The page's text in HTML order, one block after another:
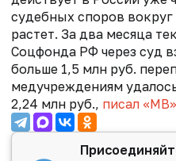
судебных споров
растет. За два месяца
Соцфонда РФ через суд
больше 1,5 млн руб.
медучреждениям
2,24 млн руб., писал «МВ»